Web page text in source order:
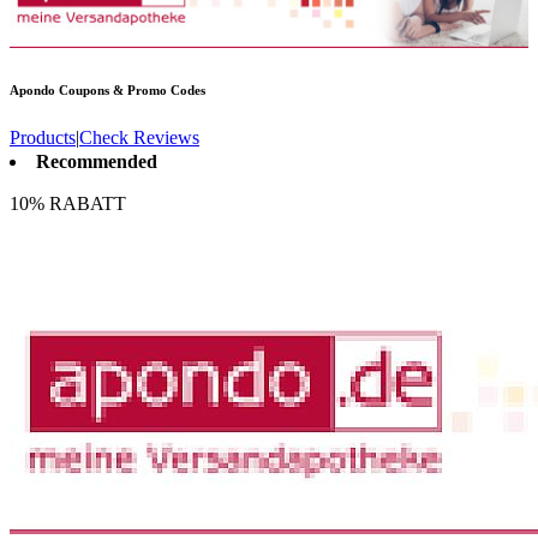
Apondo Coupons & Promo Codes
Products|Check Reviews
Recommended
10% RABATT